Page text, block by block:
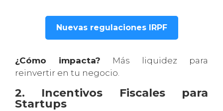
Nuevas regulaciones IRPF
¿Cómo impacta? Más liquidez para
reinvertir en tu negocio.
2. Incentivos Fiscales para
Startups